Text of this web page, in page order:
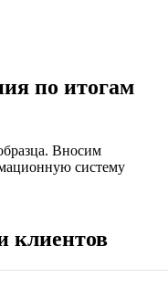
по итогам
Вносим
систему
клиентов